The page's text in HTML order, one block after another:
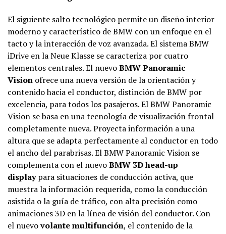
El siguiente salto tecnológico permite un diseño interior
moderno y característico de BMW con un enfoque en el
tacto y la interacción de voz avanzada. El sistema BMW
iDrive en la Neue Klasse se caracteriza por cuatro
elementos centrales. El nuevoBMW Panoramic
Vision ofrece una nueva versión de la orientación y
contenido hacia el conductor, distinción de BMW por
excelencia, para todos los pasajeros. El BMW Panoramic
Vision se basa en una tecnología de visualización frontal
completamente nueva. Proyecta información a una
altura que se adapta perfectamente al conductor en todo
el ancho del parabrisas. El BMW Panoramic Vision se
complementa con el nuevoBMW 3D head-up
displaypara situaciones de conducción activa, que
muestra la información requerida, como la conducción
asistida o la guía de tráfico, con alta precisión como
animaciones 3D en la línea de visión del conductor. Con
el nuevovolante multifunción, el contenido de la